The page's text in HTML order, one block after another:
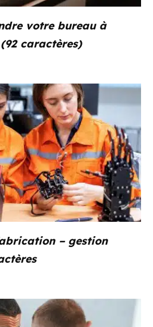
votre bureau à
caractères)
– gestion